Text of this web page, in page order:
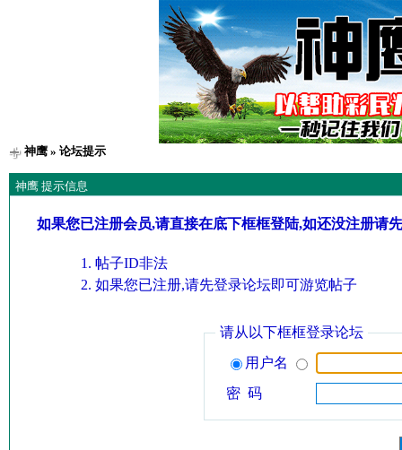
神鹰» 论坛提示
神鹰 提示信息
如果您已注册会员,请直接在底下框框登陆,如还没注册请
帖子ID非法
如果您已注册,请先登录论坛即可游览帖子
请从以下框框登录论坛
用户名
密 码